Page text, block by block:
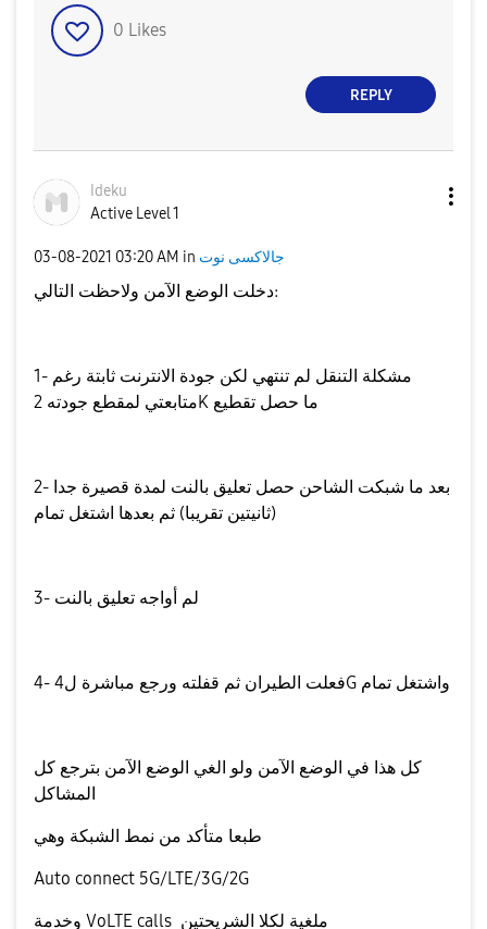
0 Likes
REPLY
Ideku
Active Level 1
‎03-08-2021 03:20 AM in جالاكسى نوت
دخلت الوضع الآمن ولاحظت التالي:
1- مشكلة التنقل لم تنتهي لكن جودة الانترنت ثابتة رغم
متابعتي لمقطع جودته 2K ما حصل تقطيع
2- بعد ما شبكت الشاحن حصل تعليق بالنت لمدة قصيرة جدا
3- لم أواجه تعليق بالنت
4- فعلت الطيران ثم قفلته ورجع مباشرة ل4G واشتغل تمام
كل هذا في الوضع الآمن ولو الغي الوضع الآمن بترجع كل
طبعا متأكد من نمط الشبكة وهي
Auto connect 5G/LTE/3G/2G
وخدمة VoLTE calls ملغية لكلا الشريحتين